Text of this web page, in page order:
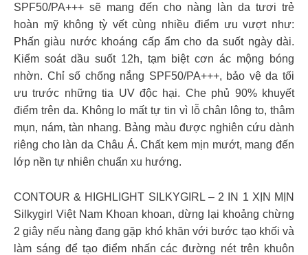
SPF50/PA+++ sẽ mang đến cho nàng làn da tươi trẻ
hoàn mỹ không tỳ vết cùng nhiều điểm ưu vượt như:
Phấn giàu nước khoáng cấp ẩm cho da suốt ngày dài.
Kiểm soát dầu suốt 12h, tạm biệt cơn ác mộng bóng
nhờn. Chỉ số chống nắng SPF50/PA+++, bảo vệ da tối
ưu trước những tia UV độc hại. Che phủ 90% khuyết
điểm trên da. Không lo mất tự tin vì lỗ chân lông to, thâm
mụn, nám, tàn nhang. Bảng màu được nghiên cứu dành
riêng cho làn da Châu Á. Chất kem mịn mướt, mang đến
lớp nền tự nhiên chuẩn xu hướng.
CONTOUR & HIGHLIGHT SILKYGIRL – 2 IN 1 XỊN MỊN
Silkygirl Việt Nam Khoan khoan, dừng lại khoảng chừng
2 giây nếu nàng đang gặp khó khăn với bước tạo khối và
làm sáng để tạo điểm nhấn các đường nét trên khuôn